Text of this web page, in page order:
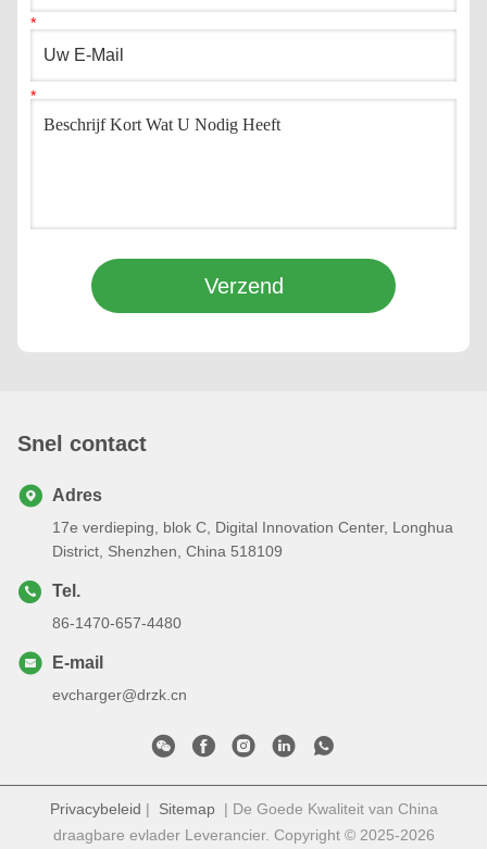
Verzend
Snel contact
Adres
17e verdieping, blok C, Digital Innovation Center, Longhua
District, Shenzhen, China 518109
Tel.
86-1470-657-4480
E-mail
evcharger@drzk.cn
Privacybeleid | Sitemap| De Goede Kwaliteit van China
draagbare evlader Leverancier. Copyright © 2025-2026